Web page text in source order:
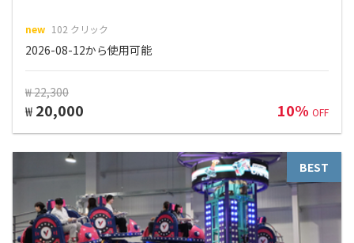
new 102 クリック
2026-08-12から使用可能
₩ 22,300
₩ 20,000 10% OFF
BEST